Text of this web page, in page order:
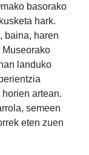
basorako
hark.
baina, haren
Museorako
landuko
artean.
semeen
eten zuen